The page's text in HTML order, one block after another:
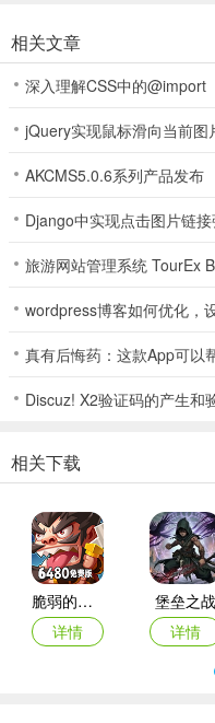
《战歌与剑》的独特战斗系
家需要根据敌人的类型和自
时战斗中，您的操作与反应
是智慧的碰撞。
4、任务与挑战
丰富多彩的任务系统让每位
深入游戏的背景故事，还可
能完成所有的任务，获得丰
5、社交与合作
玩家不仅可以独自冒险，还
朋友们的互动，您可以共同
多美好回忆。
6、升级与成长
随着您的冒险不断深化，角
获取的经验将帮助您升级，
统能够让每位玩家根据自己
相关文章
深入理解CSS中的@import
jQuery实现鼠标滑向当前
AKCMS5.0.6系列产品发布
Django中实现点击图片链
旅游网站管理系统 TourEx
wordpress博客如何优化，
真有后悔药：这款App可以
Discuz! X2验证码的产生和
相关下载
脆弱的星球折扣版
详情
堡垒之战
详情